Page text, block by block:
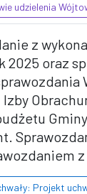
udzielenia
z
2025 oraz
Projekt